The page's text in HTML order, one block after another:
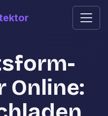
Online: